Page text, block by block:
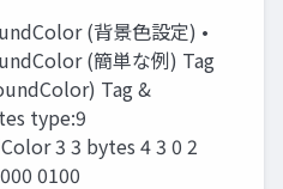
(背景色設定) •
(簡単な例) Tag
Tag &
type:9
3 3 bytes 4 3 0 2
0100